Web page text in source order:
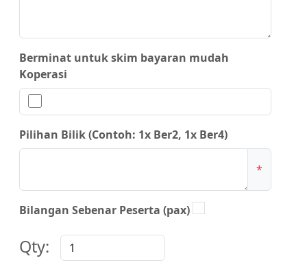
Berminat untuk skim bayaran mudah
Koperasi
Pilihan Bilik (Contoh: 1x Ber2, 1x Ber4)
*
Bilangan Sebenar Peserta (pax)
Qty: